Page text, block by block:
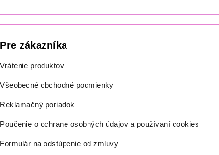
Pre zákazníka
Vrátenie produktov
Všeobecné obchodné podmienky
Reklamačný poriadok
Poučenie o ochrane osobných údajov a používaní cookies
Formulár na odstúpenie od zmluvy